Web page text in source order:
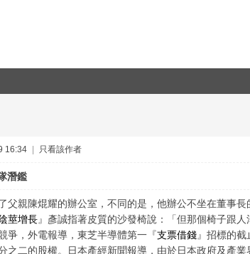
16:34 只看該作者
潛鑑
父親陳焜耀的辦公室，不同的是，他辦公不坐在董事長
莖增長』彥誠指著皮質的沙發椅說：「但那個椅子跟
爭，外電報導，東芝半導體第一『支票借錢』招標的截
之二的股權。日本產經新聞報導，由於日本政府及產業